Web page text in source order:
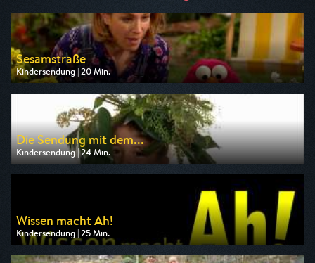
Sesamstraße
Kindersendung | 20 Min.
Ausgestrahlt von KiKA
am 10.08.2026, 07:45
Die Sendung mit dem...
Kindersendung | 24 Min.
Ausgestrahlt von KiKA
am 10.08.2026, 06:55
Wissen macht Ah!
Kindersendung | 25 Min.
Ausgestrahlt von ARD alpha
am 10.08.2026, 07:00